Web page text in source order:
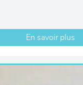
En savoir plus